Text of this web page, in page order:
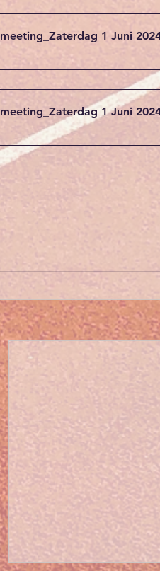
1 Juni
1 Juni